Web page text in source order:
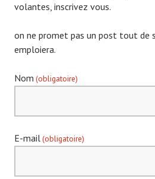
volantes, inscrivez vous.
on ne promet pas un post tout de
emploiera.
Nom (obligatoire)
E-mail(obligatoire)